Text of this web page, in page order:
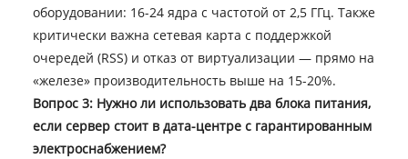
оборудовании: 16-24 ядра с частотой от 2,5 ГГц. Также
критически важна сетевая карта с поддержкой
очередей (RSS) и отказ от виртуализации — прямо на
«железе» производительность выше на 15-20%.
Вопрос 3: Нужно ли использовать два блока питания,
если сервер стоит в дата-центре с гарантированным
электроснабжением?